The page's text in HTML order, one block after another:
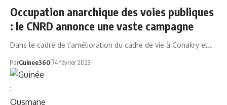
Occupation anarchique des voies publiques
: le CNRD annonce une vaste campagne
Dans le cadre de l'amélioration du cadre de vie à Conakry et…
ParGuinee360 4 février 2023